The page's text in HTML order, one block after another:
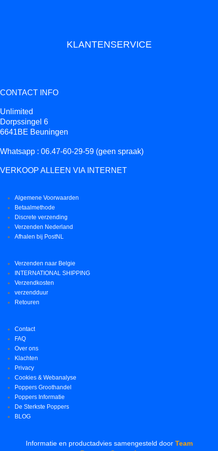
KLANTENSERVICE
CONTACT INFO
Unlimited
Dorpssingel 6
6641BE Beuningen
Whatsapp : 06.47-60-29-59 (geen spraak)
VERKOOP ALLEEN VIA INTERNET
Algemene Voorwaarden
Betaalmethode
Discrete verzending
Verzenden Nederland
Afhalen bij PostNL
Verzenden naar Belgie
INTERNATIONAL SHIPPING
Verzendkosten
verzendduur
Retouren
Contact
FAQ
Over ons
Klachten
Privacy
Cookies & Webanalyse
Poppers Groothandel
Poppers Informatie
De Sterkste Poppers
BLOG
Informatie en productadvies samengesteld door Team